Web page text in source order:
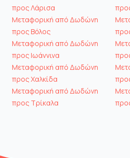
προς Λάρισα
Μεταφορική από Δωδώνη
προς Βόλος
Μεταφορική από Δωδώνη
προς Ιωάννινα
Μεταφορική από Δωδώνη
προς Χαλκίδα
Μεταφορική από Δωδώνη
προς Τρίκαλα